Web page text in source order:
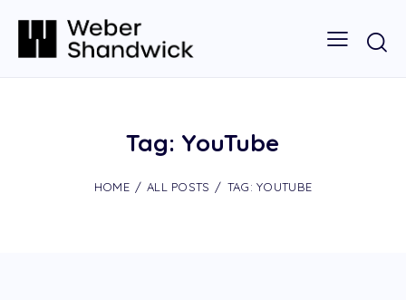
Tag: YouTube
HOME ALL POSTS TAG: YOUTUBE